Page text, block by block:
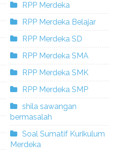
RPP Merdeka
RPP Merdeka Belajar
RPP Merdeka SD
RPP Merdeka SMA
RPP Merdeka SMK
RPP Merdeka SMP
shila sawangan
bermasalah
Soal Sumatif Kurikulum
Merdeka